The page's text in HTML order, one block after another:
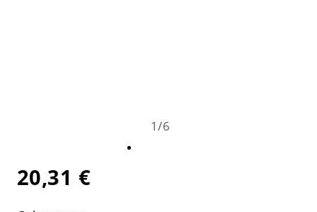
1/6
20,31 €